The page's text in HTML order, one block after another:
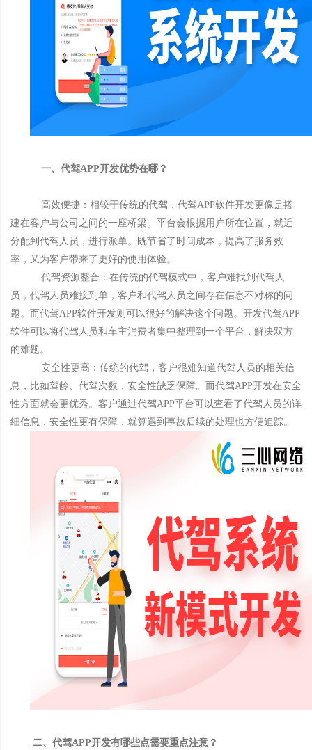
一、代驾APP开发优势在哪？
高效便捷：相较于传统的代驾，代驾APP软件开发更像是搭
建在客户与公司之间的一座桥梁。平台会根据用户所在位置，就近
分配到代驾人员，进行派单。既节省了时间成本，提高了服务效
率，又为客户带来了更好的使用体验。
代驾资源整合：在传统的代驾模式中，客户难找到代驾人
员，代驾人员难接到单，客户和代驾人员之间存在信息不对称的问
题。而代驾APP软件开发则可以很好的解决这个问题。开发代驾APP
软件可以将代驾人员和车主消费者集中整理到一个平台，解决双方
的难题。
安全性更高：传统的代驾，客户很难知道代驾人员的相关信
息，比如驾龄、代驾次数，安全性缺乏保障。而代驾APP开发在安全
性方面就会更优秀。客户通过代驾APP平台可以查看了代驾人员的详
细信息，安全性更有保障，就算遇到事故后续的处理也方便追踪。
二、代驾APP开发有哪些点需要重点注意？